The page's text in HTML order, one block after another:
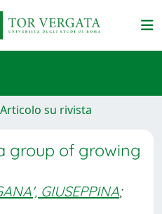
su rivista
group of growing
GIUSEPPINA;